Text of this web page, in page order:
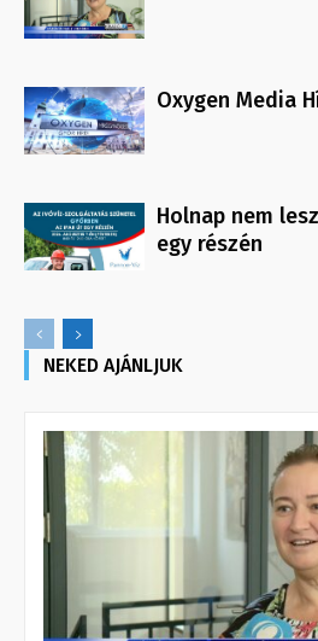
Oxygen Media
Holnap nem
egy részén
NEKED AJÁNLJUK